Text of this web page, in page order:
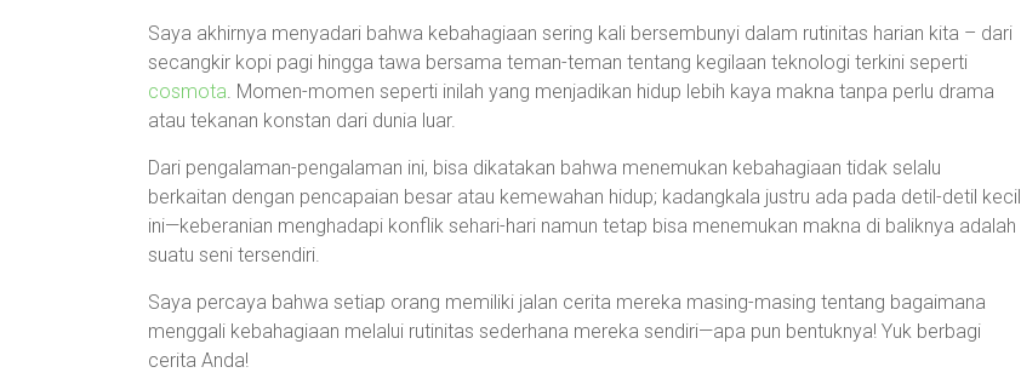
Saya akhirnya menyadari bahwa kebahagiaan sering kali bersembunyi dalam rutinitas harian kita – dari
secangkir kopi pagi hingga tawa bersama teman-teman tentang kegilaan teknologi terkini seperti
cosmota. Momen-momen seperti inilah yang menjadikan hidup lebih kaya makna tanpa perlu drama
atau tekanan konstan dari dunia luar.
Dari pengalaman-pengalaman ini, bisa dikatakan bahwa menemukan kebahagiaan tidak selalu
berkaitan dengan pencapaian besar atau kemewahan hidup; kadangkala justru ada pada detil-detil kecil
ini—keberanian menghadapi konflik sehari-hari namun tetap bisa menemukan makna di baliknya adalah
suatu seni tersendiri.
Saya percaya bahwa setiap orang memiliki jalan cerita mereka masing-masing tentang bagaimana
menggali kebahagiaan melalui rutinitas sederhana mereka sendiri—apa pun bentuknya! Yuk berbagi
cerita Anda!